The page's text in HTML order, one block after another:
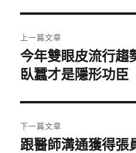
章
導
覽
上一篇文章
上
一
文
章:
今年雙眼皮流行趨
臥蠶才是隱形功臣
下一篇文章
下
跟醫師溝通獲得張